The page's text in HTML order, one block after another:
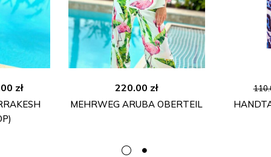
złAktueller
Preis
220.00 zł
MEHRWEG ARUBA OBERTEIL